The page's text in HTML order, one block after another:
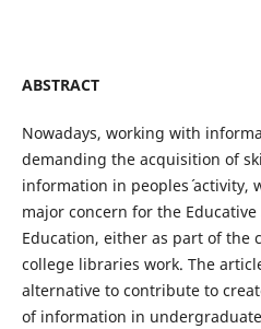
ABSTRACT
Nowadays, working with
demanding the acquisition of
information in peoples´ activity,
major concern for the
Education, either as part of the
college libraries work. The
alternative to contribute to
of information in